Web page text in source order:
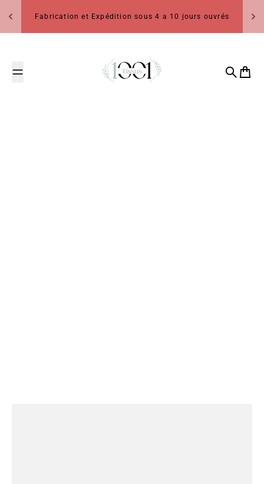
Fabrication et Expédition sous 4 a 10 jours ouvrés
Panier